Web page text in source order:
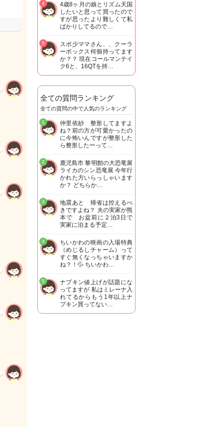
4歳8ヶ月の娘とリズム天国
したいと思って買ったので
すが思ったより難しくて私
ばかりしてるので…
4
スポ少ママさん、、クーラ
ーボックス何個持ってます
か？？ 現在コールマンテイ
ク6と、16QTを持…
5
全ての質問ランキング
全ての質問の中で人気のランキング
仲里依紗 整形してますよ
ね？前の方が可愛かったの
に今怖いんですが整形した
ら整形したーって…
1
鹿児島市 黎明館の大恐竜展
ライカのシン恐竜展 今年行
かれた方いらっしゃいます
か？ どちらか…
2
地震あと 帰省は控えるべ
きですよね？ 夫の実家が熊
本で お盆前に２泊3日で
実家に泊まる予定…
3
ちいかわの映画の入場特典
（めじるしチャーム）って
すぐ無くなっちゃいますか
ね？！💦 ちいかわ…
4
ナプキン値上げが話題にな
ってますが 私はミレーナ入
れてるからもう1年以上ナ
プキン買ってない…
5